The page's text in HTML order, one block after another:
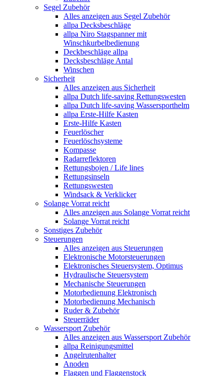
Segel Zubehör
Alles anzeigen aus Segel Zubehör
allpa Decksbeschläge
allpa Niro Stagspanner mit
Winschkurbelbedienung
Deckbeschläge allpa
Decksbeschläge Antal
Winschen
Sicherheit
Alles anzeigen aus Sicherheit
allpa Dutch life-saving Rettungswesten
allpa Dutch life-saving Wassersporthelm
allpa Erste-Hilfe Kasten
Erste-Hilfe Kasten
Feuerlöscher
Feuerlöschsysteme
Kompasse
Radarreflektoren
Rettungsbojen / Life lines
Rettungsinseln
Rettungswesten
Windsack & Verklicker
Solange Vorrat reicht
Alles anzeigen aus Solange Vorrat reicht
Solange Vorrat reicht
Sonstiges Zubehör
Steuerungen
Alles anzeigen aus Steuerungen
Elektronische Motorsteuerungen
Elektronisches Steuersystem, Optimus
Hydraulische Steuersystem
Mechanische Steuerungen
Motorbedienung Elektronisch
Motorbedienung Mechanisch
Ruder & Zubehör
Steuerräder
Wassersport Zubehör
Alles anzeigen aus Wassersport Zubehör
allpa Reinigungsmittel
Angelrutenhalter
Anoden
Flaggen und Flaggenstock